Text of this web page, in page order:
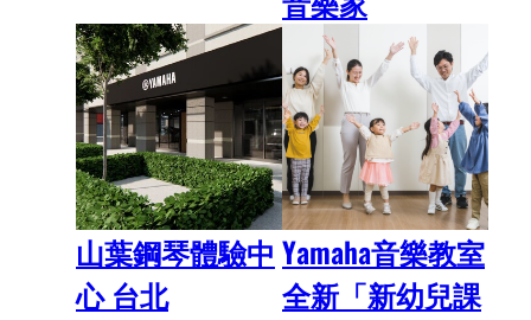
山葉鋼琴體驗中
心 台北
Yamaha音樂教室
全新「新幼兒課